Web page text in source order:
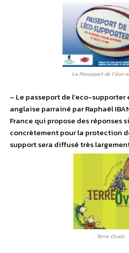
Le Passeport de l’éco-
– Le passeport de l’eco-
anglaise parrainé par Raphaël
France qui propose des réponses
concrètement pour la protection
support sera diffusé très
Terre Ovale